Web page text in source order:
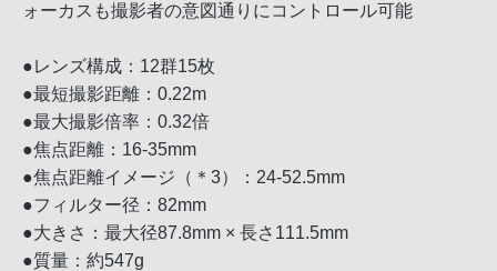
ォーカスも撮影者の意図通りにコントロール可能
●レンズ構成：12群15枚
●最短撮影距離：0.22m
●最大撮影倍率：0.32倍
●焦点距離：16-35mm
●焦点距離イメージ（＊3）：24-52.5mm
●フィルター径：82mm
●大きさ：最大径87.8mm × 長さ111.5mm
●質量：約547g